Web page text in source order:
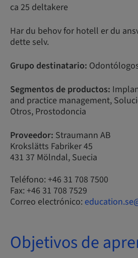
ca 25 deltakere
Har du behov for hotell er du
dette selv.
Grupo destinatario:
Segmentos de productos:
and practice management,
Otros, Prostodoncia
Proveedor: Straumann AB
Krokslätts Fabriker 45
431 37 Mölndal, Suecia
Teléfono: +46 31 708 7500
Fax: +46 31 708 7529
Correo electrónico:
Objetivos de